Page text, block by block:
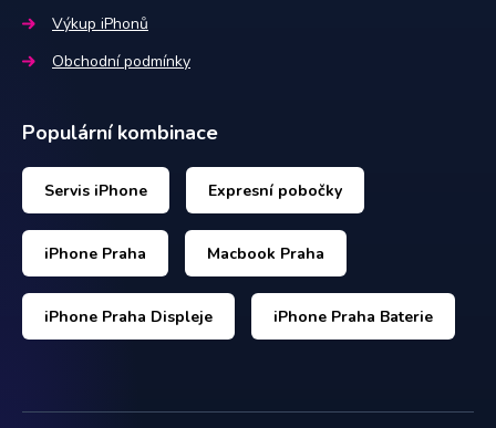
Výkup iPhonů
Obchodní podmínky
Populární kombinace
Servis iPhone Expresní pobočky
iPhone Praha Macbook Praha
iPhone Praha Displeje iPhone Praha Baterie